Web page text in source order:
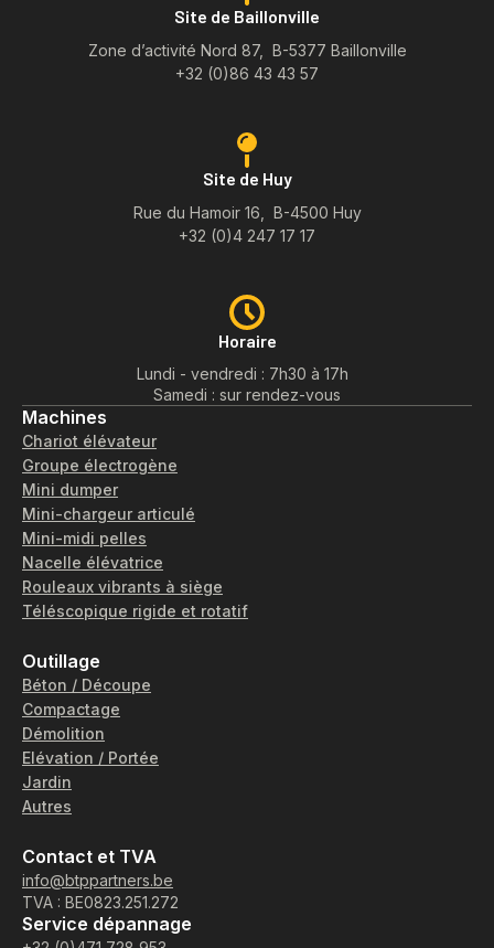
Site de Baillonville
Zone d’activité Nord 87, B-5377 Baillonville
+32 (0)86 43 43 57
Site de Huy
Rue du Hamoir 16, B-4500 Huy
+32 (0)4 247 17 17
Horaire
Lundi - vendredi : 7h30 à 17h
Samedi : sur rendez-vous
Machines
Chariot élévateur
Groupe électrogène
Mini dumper
Mini-chargeur articulé
Mini-midi pelles
Nacelle élévatrice
Rouleaux vibrants à siège
Téléscopique rigide et rotatif
Outillage
Béton / Découpe
Compactage
Démolition
Elévation / Portée
Jardin
Autres
Contact et TVA
info@btppartners.be
TVA : BE0823.251.272
Service dépannage